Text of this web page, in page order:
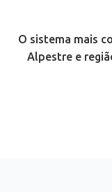
O sistema mais
Alpestre e